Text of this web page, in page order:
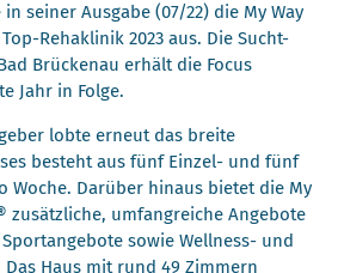
seiner Ausgabe (07/22) die My Way
Rehaklinik 2023 aus. Die Sucht-
Brückenau erhält die Focus
Jahr in Folge.
lobte erneut das breite
besteht aus fünf Einzel- und fünf
Woche. Darüber hinaus bietet die My
zusätzliche, umfangreiche Angebote
sowie Wellness- und
Haus mit rund 49 Zimmern